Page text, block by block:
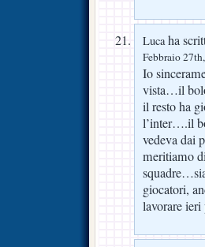
Lucaha
Febbraio
Io
vista…il
il resto ha
l’inter….il
vedeva dai
meritiamo
giocatori,
lavorare